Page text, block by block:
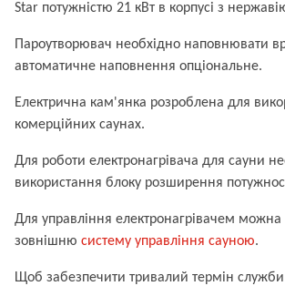
Star потужністю 21 кВт в корпусі з
Пароутворювач необхідно наповнювати
автоматичне наповнення опціональне.
Електрична кам'янка розроблена для
комерційних саунах.
Для роботи електронагрівача для сауни
використання блоку розширення
Для управління електронагрівачем можна
зовнішню систему управління сауною.
Щоб забезпечити тривалий термін служби